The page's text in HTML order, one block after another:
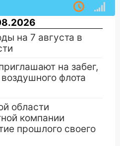
на 7 августа в
на забег,
флота
области
компании
прошлого своего